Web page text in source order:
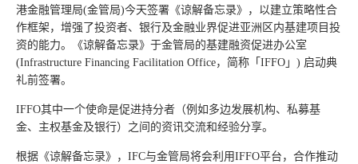
港金融管理局(金管局)今天签署《谅解备忘录》，以建立策略性合
作框架，增强了投资者、银行及金融业界促进亚洲区内基建项目投
资的能力。《谅解备忘录》于金管局的基建融资促进办公室
(Infrastructure Financing Facilitation Office，简称「IFFO」) 启动典
礼前签署。
IFFO其中一个使命是促进持分者（例如多边发展机构、私募基
金、主权基金及银行）之间的资讯交流和经验分享。
根据《谅解备忘录》，IFC与金管局将会利用IFFO平台，合作推动